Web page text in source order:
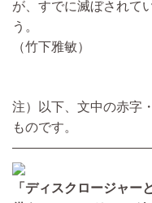
が、すでに滅ぼされて
う。
（竹下雅敏）
注）以下、文中の赤字
ものです。
「ディスクロージャー